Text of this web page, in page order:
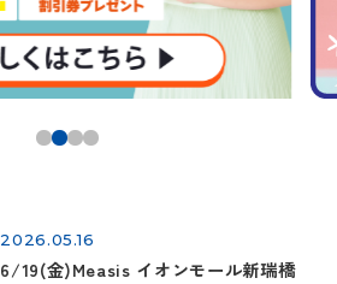
2026.05.16
6/19(金)Measis イオンモール新瑞橋